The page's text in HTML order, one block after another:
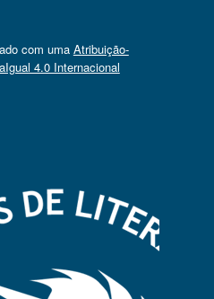
com uma Atribuição-
4.0 Internacional